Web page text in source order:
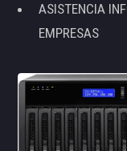
ASISTENCIA
EMPRESAS